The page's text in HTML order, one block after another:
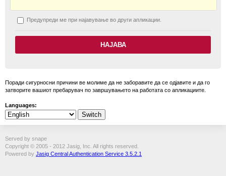
Предупреди ме при најавување во други апликации.
Поради сигурносни причини ве молиме да не заборавите да се одјавите и да го
затворите вашиот пребарувач по завршувањето на работата со апликациите.
Languages:
Served by snape
Copyright © 2005 - 2012 Jasig, Inc. All rights reserved.
Powered by Jasig Central Authentication Service 3.5.2.1